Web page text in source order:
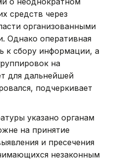
средств через
организованными
Однако оперативная
к сбору информации, а
на
для дальнейшей
подчеркивает
указано органам
на принятие
и пресечения
незаконным